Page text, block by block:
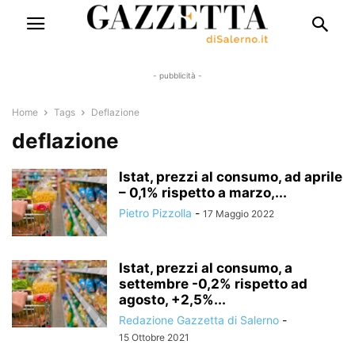
- pubblicità -
Home Tags Deflazione
deflazione
Istat, prezzi al consumo, ad aprile
– 0,1% rispetto a marzo,...
Pietro Pizzolla - 17 Maggio 2022
Istat, prezzi al consumo, a
settembre -0,2% rispetto ad
agosto, +2,5%...
Redazione Gazzetta di Salerno -
15 Ottobre 2021